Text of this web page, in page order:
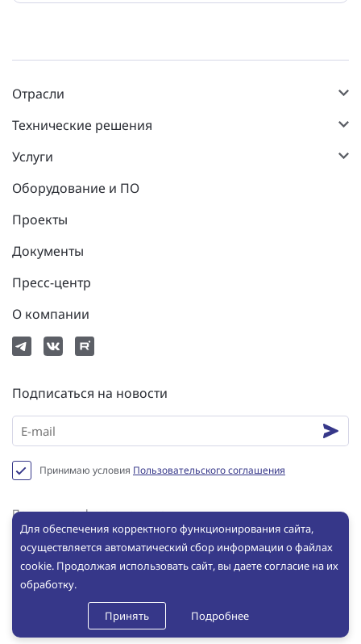
Отрасли
Технические решения
Услуги
Оборудование и ПО
Проекты
Документы
Пресс-центр
О компании
Подписаться на новости
Принимаю условия Пользовательского соглашения
Политика конфиденциальности
Пользовательское соглашение
Сookie
© ООО «ИНБРЭС», 2025. Все права защищены. Копирование и
использование любых материалов с сайта без письменного
разрешения ООО «ИНБРЭС» не допускается
Для обеспечения корректного функционирования сайта,
осуществляется автоматический сбор информации о файлах
cookie. Продолжая использовать сайт, вы даете согласие на их
обработку.
Принять Подробнее